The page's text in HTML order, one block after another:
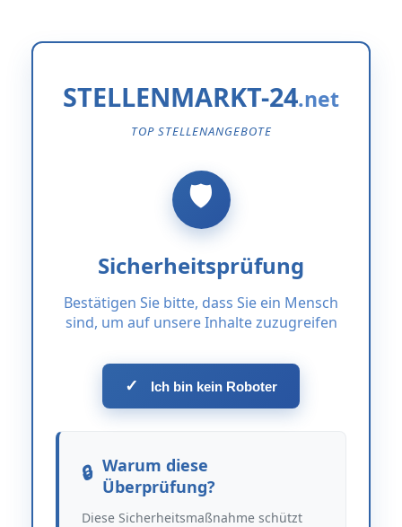
STELLENMARKT-24
TOP STELLENANGEBOTE
Sicherheitsprüfung
Bestätigen Sie bitte, dass Sie ein Mensch
sind, um auf unsere Inhalte zuzugreifen
✓ Ich bin kein Roboter
Warum diese
Überprüfung?
Diese Sicherheitsmaßnahme schützt